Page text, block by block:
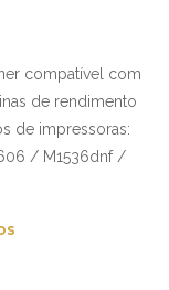
compatível com
de rendimento
de impressoras:
/ M1536dnf /